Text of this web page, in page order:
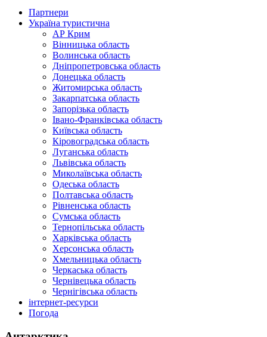
Партнери
Україна туристична
АР Крим
Вінницька область
Волинська область
Дніпропетровська область
Донецька область
Житомирська область
Закарпатська область
Запорізька область
Івано-Франківська область
Київська область
Кіровоградська область
Луганська область
Львівська область
Миколаївська область
Одеська область
Полтавська область
Рівненська область
Сумська область
Тернопільська область
Харківська область
Херсонська область
Хмельницька область
Черкаська область
Чернівецька область
Чернігівська область
інтернет-ресурси
Погода